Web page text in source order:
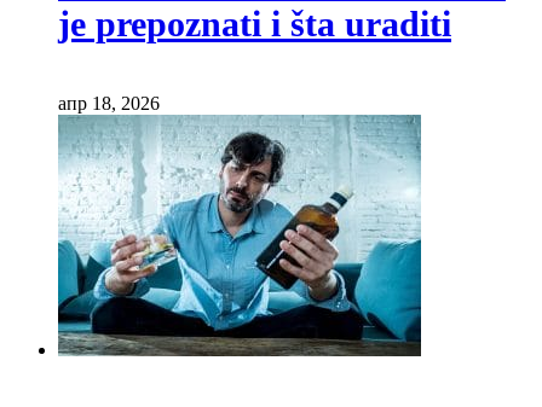
je prepoznati i šta uraditi
апр 18, 2026